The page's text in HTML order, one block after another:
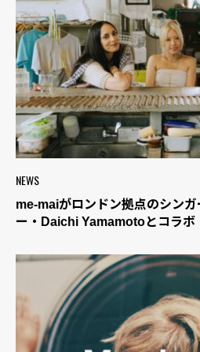
NEWS
me-maiがロンドン拠点のシン
ー・Daichi Yamamotoとコラボ